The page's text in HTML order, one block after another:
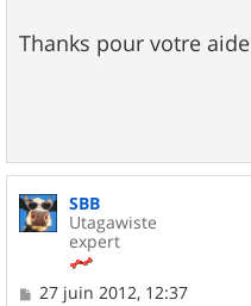
Thanks pour votre aide
SBB
Utagawiste
expert
M
27 juin 2012, 12:37